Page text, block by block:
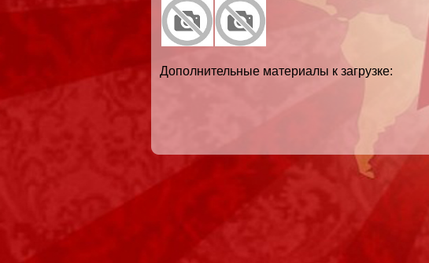
Дополнительные материалы к загрузке: